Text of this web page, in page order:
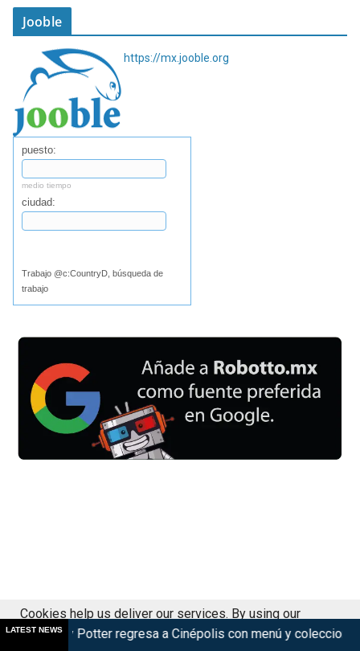
Jooble
https://mx.jooble.org
puesto:
medio tiempo
ciudad:
Trabajo @c:CountryD, búsqueda de
trabajo
LATEST NEWSregresa a Cinépolis con menú y coleccionables
Cookies help us deliver our services. By using our
services, you agree to our use of cookies.
Got it